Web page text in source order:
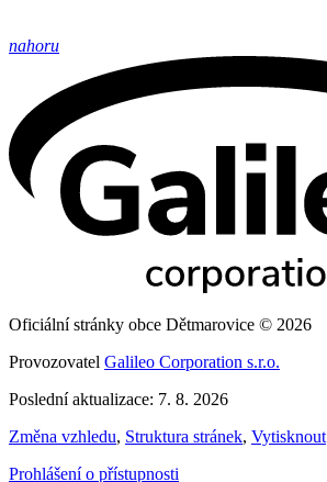
nahoru
Oficiální stránky obce Dětmarovice © 2026
Provozovatel Galileo Corporation s.r.o.
Poslední aktualizace: 7. 8. 2026
Změna vzhledu, Struktura stránek, Vytisknout
Prohlášení o přístupnosti